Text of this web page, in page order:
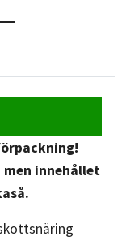
men innehållet